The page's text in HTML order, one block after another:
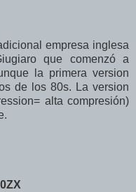
empresa inglesa
que comenzó a
la primera version
de los 80s. La version
alta compresión)